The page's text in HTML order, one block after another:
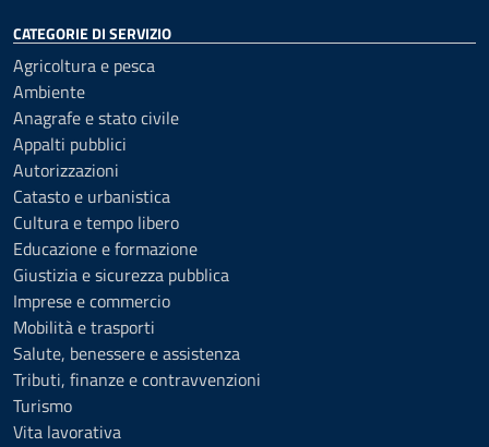
CATEGORIE DI SERVIZIO
Agricoltura e pesca
Ambiente
Anagrafe e stato civile
Appalti pubblici
Autorizzazioni
Catasto e urbanistica
Cultura e tempo libero
Educazione e formazione
Giustizia e sicurezza pubblica
Imprese e commercio
Mobilità e trasporti
Salute, benessere e assistenza
Tributi, finanze e contravvenzioni
Turismo
Vita lavorativa